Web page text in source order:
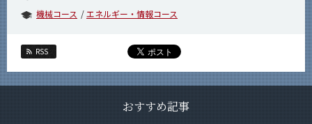
機械コース
エネルギー・情報コース
RSS
おすすめ記事